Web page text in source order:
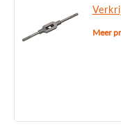
Meer